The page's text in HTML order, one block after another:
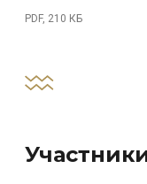
PDF, 210 КБ